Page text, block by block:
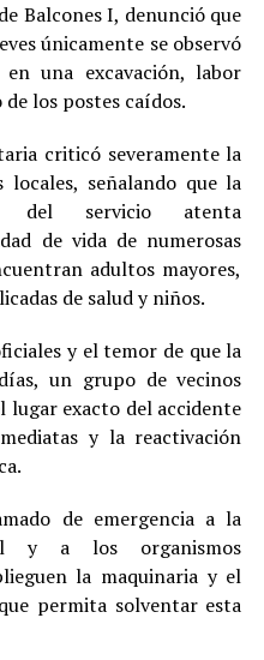
Balcones I, denunció que
únicamente se observó
una excavación, labor
los postes caídos.
criticó severamente la
locales, señalando que la
del servicio atenta
de vida de numerosas
adultos mayores,
de salud y niños.
y el temor de que la
un grupo de vecinos
lugar exacto del accidente
y la reactivación
de emergencia a la
y a los organismos
la maquinaria y el
permita solventar esta